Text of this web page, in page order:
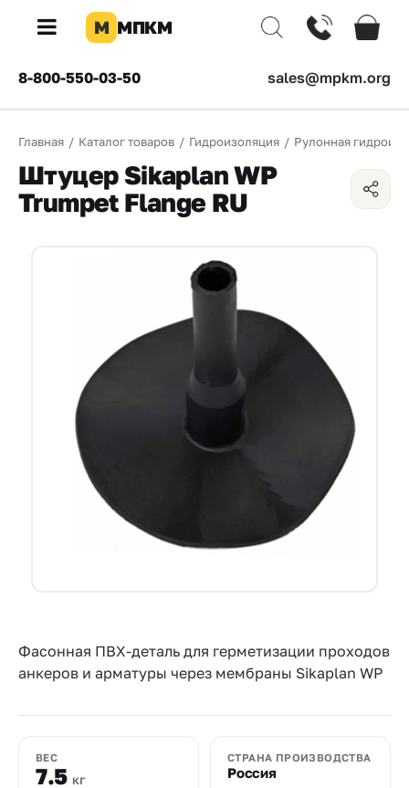
×
КОМПАНИЯ
компании
Проектировщикам
Калькуляторы
800
550-
03-
50
sales@mpkm.org
М МПКМ
8-800-550-03-50 sales@mpkm.org
Главная / Каталог товаров / Гидроизоляция / Рулонная
Штуцер Sikaplan WP
Trumpet Flange RU
Фасонная ПВХ-деталь для герметизации проходов
анкеров и арматуры через мембраны Sikaplan WP
ВЕС
7.5 кг
СТРАНА ПРОИЗВОДСТВА
Россия